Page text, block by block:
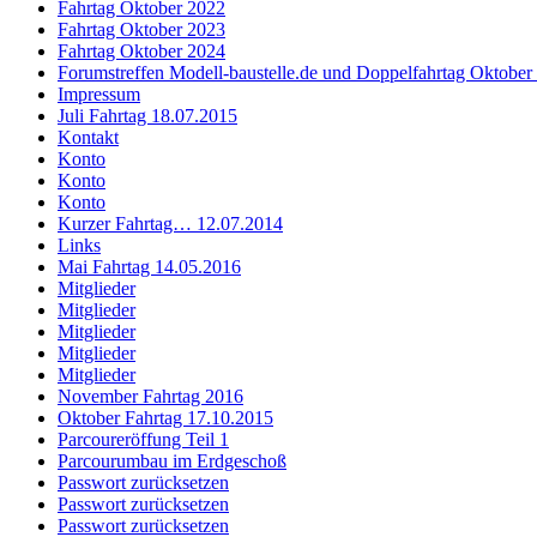
Fahrtag Oktober 2022
Fahrtag Oktober 2023
Fahrtag Oktober 2024
Forumstreffen Modell-baustelle.de und Doppelfahrtag Oktober
Impressum
Juli Fahrtag 18.07.2015
Kontakt
Konto
Konto
Konto
Kurzer Fahrtag… 12.07.2014
Links
Mai Fahrtag 14.05.2016
Mitglieder
Mitglieder
Mitglieder
Mitglieder
Mitglieder
November Fahrtag 2016
Oktober Fahrtag 17.10.2015
Parcoureröffung Teil 1
Parcourumbau im Erdgeschoß
Passwort zurücksetzen
Passwort zurücksetzen
Passwort zurücksetzen